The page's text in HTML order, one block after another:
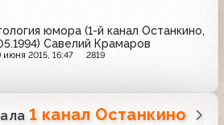
юмора (1-й канал Останкино,
Савелий Крамаров
июня 2015, 16:47 2819
1 канал Останкино